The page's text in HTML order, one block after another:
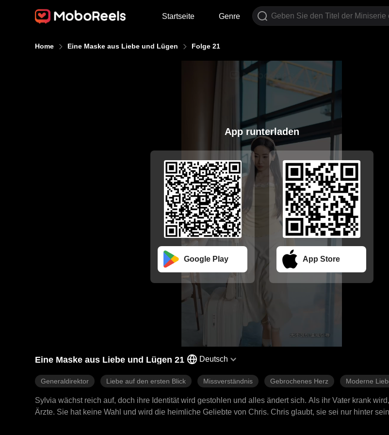
Startseite Genre
Home Eine Maske aus Liebe und Lügen Folge 21
App runterladen
Google Play App Store
Eine Maske aus Liebe und Lügen 21 Deutsch
Generaldirektor Liebe auf den ersten Blick Missverständnis Gebrochenes Herz Moderne
Sylvia wächst reich auf, doch ihre Identität wird gestohlen und alles ändert sich. Als ihr Vater krank
Ärzte. Sie hat keine Wahl und wird die heimliche Geliebte von Chris. Chris glaubt, sie sei nur hinter